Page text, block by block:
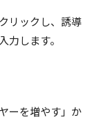
リックし、誘導
力します。
ーを増やす」か